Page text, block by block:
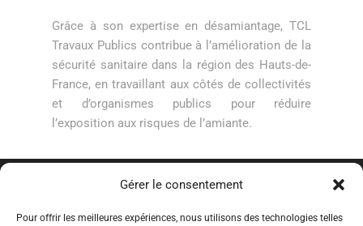
Gérer le consentement
Pour offrir les meilleures expériences, nous utilisons des technologies telles
Grâce à son expertise en désamiantage, TCL
Travaux Publics contribue à l’amélioration de la
sécurité sanitaire dans la région des Hauts-de-
France, en travaillant aux côtés de collectivités
et d’organismes publics pour réduire
l’exposition aux risques de l’amiante.